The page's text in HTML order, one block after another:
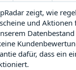
noch keine Daten
zeigt, wie
und Aktionen
dafür, dass ein
Letzte
Gutscheinprüfung
Noch keine
Prüfung
BedingungenFAQ